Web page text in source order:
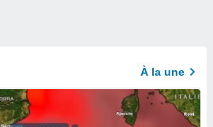
À la une